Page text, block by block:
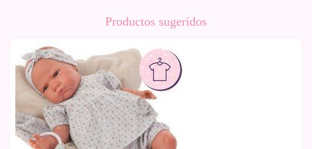
Productos sugeridos